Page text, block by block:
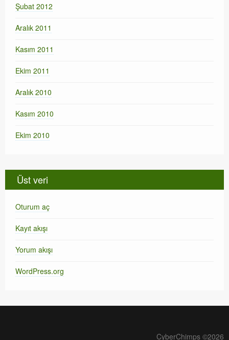
Şubat 2012
Aralık 2011
Kasım 2011
Ekim 2011
Aralık 2010
Kasım 2010
Ekim 2010
Üst veri
Oturum aç
Kayıt akışı
Yorum akışı
WordPress.org
CyberChimps ©2026